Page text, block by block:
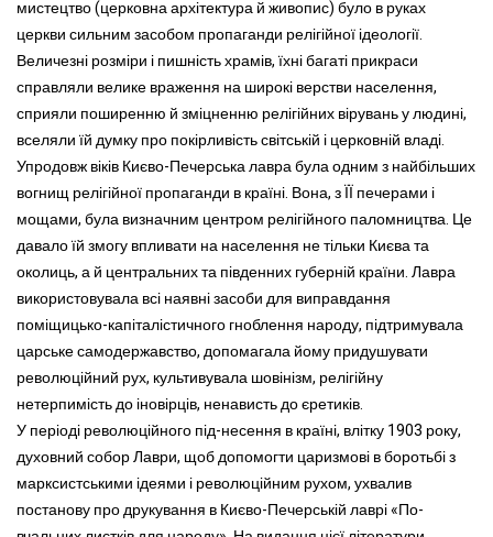
мистецтво (церковна архітектура й живопис) було в руках
церкви сильним засобом пропаганди релігійної ідеології.
Величезні розміри і пишність храмів, їхні багаті прикраси
справляли велике враження на широкі верстви населення,
сприяли поширенню й зміцненню релігійних вірувань у людині,
вселяли їй думку про покірливість світській і церковній владі.
Упродовж віків Києво-Печерська лавра була одним з найбільших
вогнищ релігійної пропаганди в країні. Вона, з ЇЇ печерами і
мощами, була визначним центром релігійного паломництва. Це
давало їй змогу впливати на населення не тільки Києва та
околиць, а й центральних та південних губерній країни. Лавра
використовувала всі наявні засоби для виправдання
поміщицько-капіталістичного гноблення народу, підтримувала
царське самодержавство, допомагала йому придушувати
революційний рух, культивувала шовінізм, релігійну
нетерпимість до іновірців, ненависть до єретиків.
У періоді революційного під-несення в країні, влітку 1903 року,
духовний собор Лаври, щоб допомогти царизмові в боротьбі з
марксистськими ідеями і революційним рухом, ухвалив
постанову про друкування в Києво-Печерській лаврі «По-